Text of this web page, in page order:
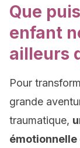
Que
enfant
ailleurs
Pour
grande
traumatique,
émotionnelle